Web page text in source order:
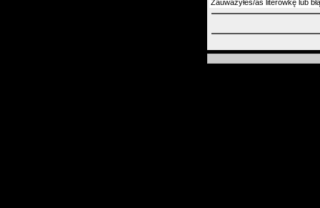
Zauważyłeś/aś literówkę lub